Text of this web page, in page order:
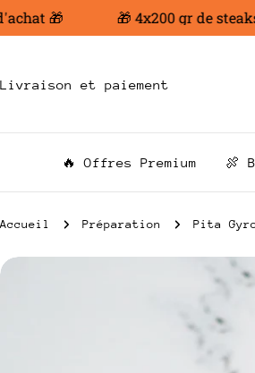
Aller
au
🎁 🎁 4x200 gr de steaks
Livraison et paiement
🔥 Offres Premium 🍖
Accueil Préparation Pita
Passer